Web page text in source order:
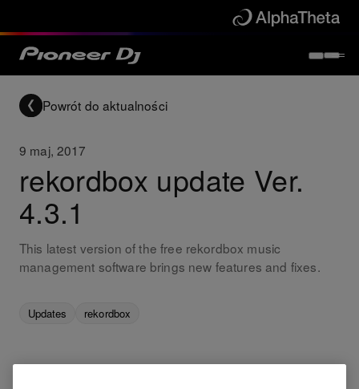
Powrót do aktualności
9 maj, 2017
rekordbox update Ver.
4.3.1
This latest version of the free rekordbox music
management software brings new features and fixes.
Updates rekordbox